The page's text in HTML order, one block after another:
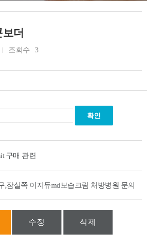
더
조회수 3
구매 관련
,잠실쪽 이지듀md보습크림 처방병원 문의
수정 삭제